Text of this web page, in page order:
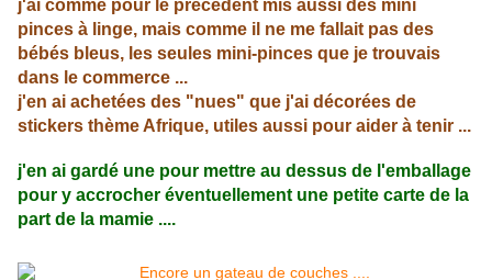
j'ai comme pour le précédent mis aussi des mini
pinces à linge, mais comme il ne me fallait pas des
bébés bleus, les seules mini-pinces que je trouvais
dans le commerce ...
j'en ai achetées des "nues" que j'ai décorées de
stickers thème Afrique, utiles aussi pour aider à tenir ...
j'en ai gardé une pour mettre au dessus de l'emballage
pour y accrocher éventuellement une petite carte de la
part de la mamie ....